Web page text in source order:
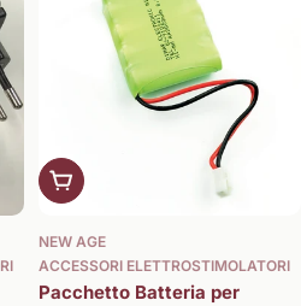
Aggiungi al carrello
NEW AGE
ACCESSORI ELETTROSTIMOLATORI
Pacchetto Batteria per